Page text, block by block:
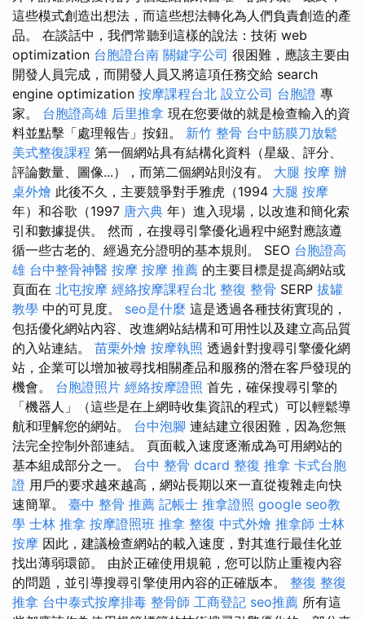
這些模式創造出想法，而這些想法轉化為人們負責創造的產
品。 在談話中，我們常聽到這樣的說法：技術 web
optimization 台胞證台南 關鍵字公司 很困難，應該主要由
開發人員完成，而開發人員又將這項任務交給 search
engine optimization 按摩課程台北 設立公司 台胞證 專
家。 台胞證高雄 后里推拿 現在您要做的就是檢查輸入的資
料並點擊「處理報告」按鈕。 新竹 整骨 台中筋膜刀放鬆
美式整復課程 第一個網站具有結構化資料（星級、評分、
評論數量、圖像...），而第二個網站則沒有。 大腿 按摩 辦
桌外燴 此後不久，主要競爭對手雅虎（1994 大腿 按摩
年）和谷歌（1997 唐六典 年）進入現場，以改進和簡化索
引和數據提供。 然而，在搜尋引擎優化過程中絕對應該遵
循一些古老的、經過充分證明的基本規則。 SEO 台胞證高
雄 台中整骨神醫 按摩 按摩 推薦 的主要目標是提高網站或
頁面在 北屯按摩 經絡按摩課程台北 整復 整骨 SERP 拔罐
教學 中的可見度。 seo是什麼 這是透過各種技術實現的，
包括優化網站內容、改進網站結構和可用性以及建立高品質
的入站連結。 苗栗外燴 按摩執照 透過針對搜尋引擎優化網
站，企業可以增加被尋找相關產品和服務的潛在客戶發現的
機會。 台胞證照片 經絡按摩證照 首先，確保搜尋引擎的
「機器人」（這些是在上網時收集資訊的程式）可以輕鬆導
航和理解您的網站。 台中泡腳 連結建立很困難，因為您無
法完全控制外部連結。 頁面載入速度逐漸成為可用網站的
基本組成部分之一。 台中 整骨 dcard 整復 推拿 卡式台胞
證 用戶的要求越來越高，網站長期以來一直從複雜走向快
速簡單。 臺中 整骨 推薦 記帳士 推拿證照 google seo教
學 士林 推拿 按摩證照班 推拿 整復 中式外燴 推拿師 士林
按摩 因此，建議檢查網站的載入速度，對其進行最佳化並
找出薄弱環節。 由於正確使用規範，您可以防止重複內容
的問題，並引導搜尋引擎使用內容的正確版本。 整復 整復
推拿 台中泰式按摩排毒 整骨師 工商登記 seo推薦 所有這